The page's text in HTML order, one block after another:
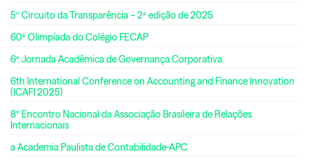
5º Circuito da Transparência – 2ª edição de 2025
60ª Olimpíada do Colégio FECAP
6ª Jornada Acadêmica de Governança Corporativa
6th International Conference on Accounting and Finance Innovation
(ICAFI 2025)
8º Encontro Nacional da Associação Brasileira de Relações
Internacionais
a Academia Paulista de Contabilidade-APC